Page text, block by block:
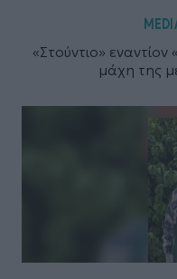
«Στούντιο»
μάχη της